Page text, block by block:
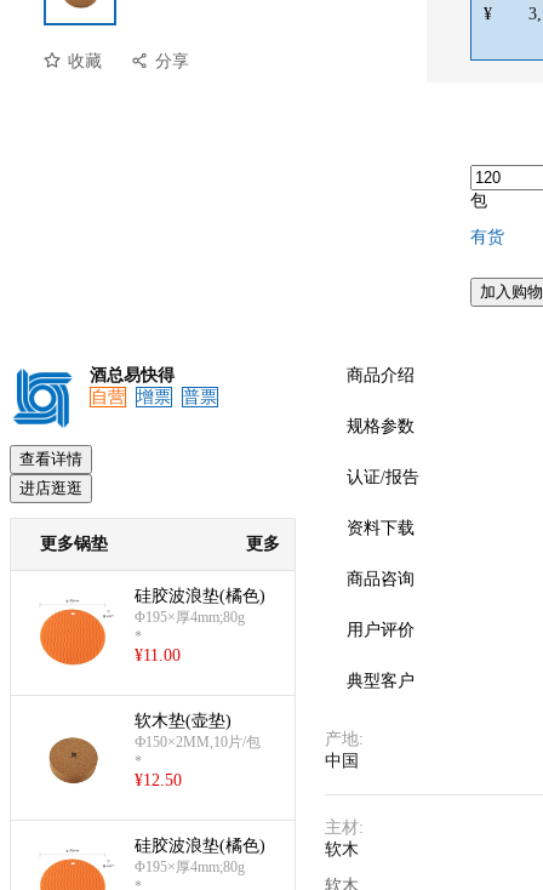
收藏 分享
¥
包
有货
加入购
酒总易快得
自营
增票 普票
查看详情
进店逛逛
更多锅垫 更多
硅胶波浪垫(橘色)
Φ195×厚4mm;80g
*
¥11.00
软木垫(壶垫)
Ф150×2MM,10片/包
*
¥12.50
硅胶波浪垫(橘色)
Φ195×厚4mm;80g
*
商品介绍
规格参数
认证/报告
资料下载
商品咨询
用户评价
典型客户
产地:
中国
主材:
软木
软木